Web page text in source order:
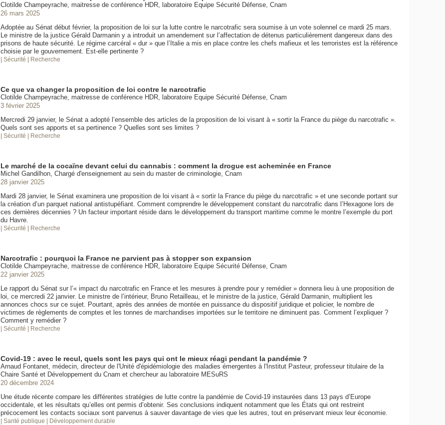
Clotilde Champeyrache, maitresse de conférence HDR, laboratoire Equipe Sécurité Défense, Cnam
26 mars 2025
Adoptée au Sénat début février, la proposition de loi sur la lutte contre le narcotrafic sera soumise à un vote solennel ce mardi 25 mars.
Le ministre de la justice Gérald Darmanin y a introduit un amendement sur l’affectation de détenus particulièrement dangereux dans des
prisons de haute sécurité. Le régime carcéral « dur » que l’Italie a mis en place contre les chefs mafieux et les terroristes est la référence
choisie par le gouvernement. Est-elle pertinente ?
| Sécurité | Recherche
Ce que va changer la proposition de loi contre le narcotrafic
Clotilde Champeyrache, maitresse de conférence HDR, laboratoire Equipe Sécurité Défense, Cnam
3 février 2025
Mercredi 29 janvier, le Sénat a adopté l’ensemble des articles de la proposition de loi visant à « sortir la France du piège du narcotrafic ».
Quels sont ses apports et sa pertinence ? Quelles sont ses limites ?
| Sécurité | Recherche
Le marché de la cocaïne devant celui du cannabis : comment la drogue est acheminée en France
Michel Gandilhon, Chargé d'enseignement au sein du master de criminologie, Cnam
28 janvier 2025
Mardi 28 janvier, le Sénat examinera une proposition de loi visant à « sortir la France du piège du narcotrafic » et une seconde portant sur
la création d’un parquet national antistupéfiant. Comment comprendre le développement constant du narcotrafic dans l’Hexagone lors de
ces dernières décennies ? Un facteur important réside dans le développement du transport maritime comme le montre l’exemple du port
du Havre.
| Sécurité | Recherche
Narcotrafic : pourquoi la France ne parvient pas à stopper son expansion
Clotilde Champeyrache, maitresse de conférence HDR, laboratoire Equipe Sécurité Défense, Cnam
22 janvier 2025
Le rapport du Sénat sur l’« impact du narcotrafic en France et les mesures à prendre pour y remédier » donnera lieu à une proposition de
loi, ce mercredi 22 janvier. Le ministre de l’intérieur, Bruno Retailleau, et le ministre de la justice, Gérald Darmanin, multiplient les
annonces chocs sur ce sujet. Pourtant, après des années de montée en puissance du dispositif juridique et policier, le nombre de
victimes de règlements de comptes et les tonnes de marchandises importées sur le territoire ne diminuent pas. Comment l’expliquer ?
Comment y remédier ?
| Sécurité | Recherche
Covid-19 : avec le recul, quels sont les pays qui ont le mieux réagi pendant la pandémie ?
Arnaud Fontanet, médecin, directeur de l'Unité d'épidémiologie des maladies émergentes à l'Institut Pasteur, professeur titulaire de la
Chaire Santé et Développement du Cnam et chercheur au laboratoire MESuRS
20 décembre 2024
Une étude récente compare les différentes stratégies de lutte contre la pandémie de Covid-19 instaurées dans 13 pays d’Europe
occidentale, et les résultats qu’elles ont permis d’obtenir. Ses conclusions indiquent notamment que les États qui ont restreint
précocement les contacts sociaux sont parvenus à sauver davantage de vies que les autres, tout en préservant mieux leur économie.
| Santé publique | Développement durable